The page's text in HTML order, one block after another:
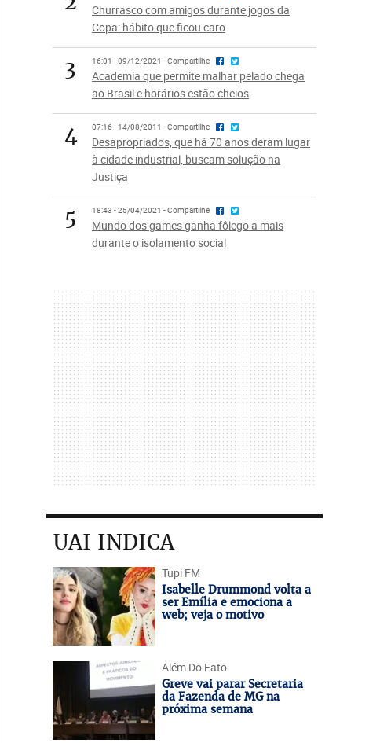
Churrasco com amigos durante jogos da
Copa: hábito que ficou caro
3 16:01 - 09/12/2021 - Compartilhe
Academia que permite malhar pelado chega
ao Brasil e horários estão cheios
4 07:16 - 14/08/2011 - Compartilhe
Desapropriados, que há 70 anos deram lugar
à cidade industrial, buscam solução na
Justiça
5 18:43 - 25/04/2021 - Compartilhe
Mundo dos games ganha fôlego a mais
durante o isolamento social
UAI INDICA
Tupi FM
Isabelle Drummond volta a
ser Emília e emociona a
web; veja o motivo
Além Do Fato
Greve vai parar Secretaria
da Fazenda de MG na
próxima semana